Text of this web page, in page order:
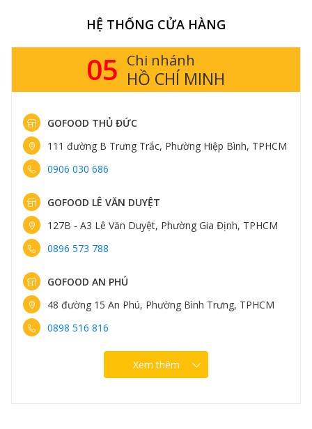
HỆ THỐNG CỬA HÀNG
05 Chi nhánh
HỒ CHÍ MINH
GOFOOD THỦ ĐỨC
111 đường B Trưng Trắc, Phường Hiệp Bình, TPHCM
0906 030 686
GOFOOD LÊ VĂN DUYỆT
127B - A3 Lê Văn Duyệt, Phường Gia Định, TPHCM
0896 573 788
GOFOOD AN PHÚ
48 đường 15 An Phú, Phường Bình Trưng, TPHCM
0898 516 816
Xem thêm